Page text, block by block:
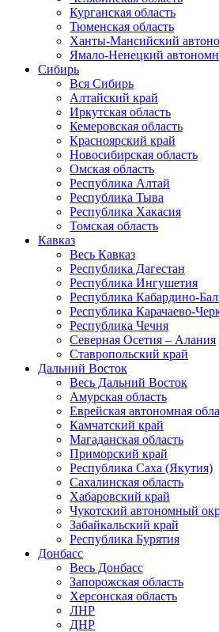
Курганская область
Тюменская область
Ханты-Мансийский
Ямало-Ненецкий
Сибирь
Вся Сибирь
Алтайский край
Иркутская область
Кемеровская область
Красноярский край
Новосибирская область
Омская область
Республика Алтай
Республика Тыва
Республика Хакасия
Томская область
Кавказ
Весь Кавказ
Республика Дагестан
Республика Ингушетия
Республика Кабардино-
Республика Карачаево-
Республика Чечня
Северная Осетия – Алания
Ставропольский край
Дальний Восток
Весь Дальний Восток
Амурская область
Еврейская автономная
Камчатский край
Магаданская область
Приморский край
Республика Саха (Якутия)
Сахалинская область
Хабаровский край
Чукотский автономный
Забайкальский край
Республика Бурятия
Донбасс
Весь Донбасс
Запорожская область
Херсонская область
ЛНР
ДНР